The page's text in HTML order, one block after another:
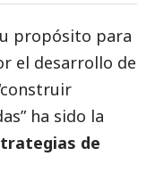
propósito para
el desarrollo de
ha sido la
de